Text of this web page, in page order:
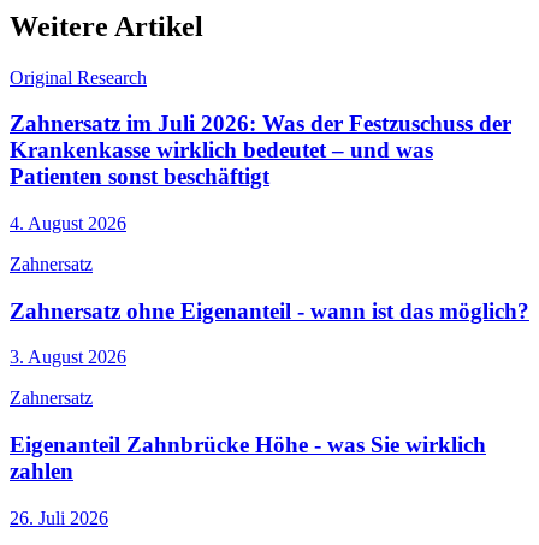
Weitere Artikel
Original Research
Zahnersatz im Juli 2026: Was der Festzuschuss der
Krankenkasse wirklich bedeutet – und was
Patienten sonst beschäftigt
4. August 2026
Zahnersatz
Zahnersatz ohne Eigenanteil - wann ist das möglich?
3. August 2026
Zahnersatz
Eigenanteil Zahnbrücke Höhe - was Sie wirklich
zahlen
26. Juli 2026